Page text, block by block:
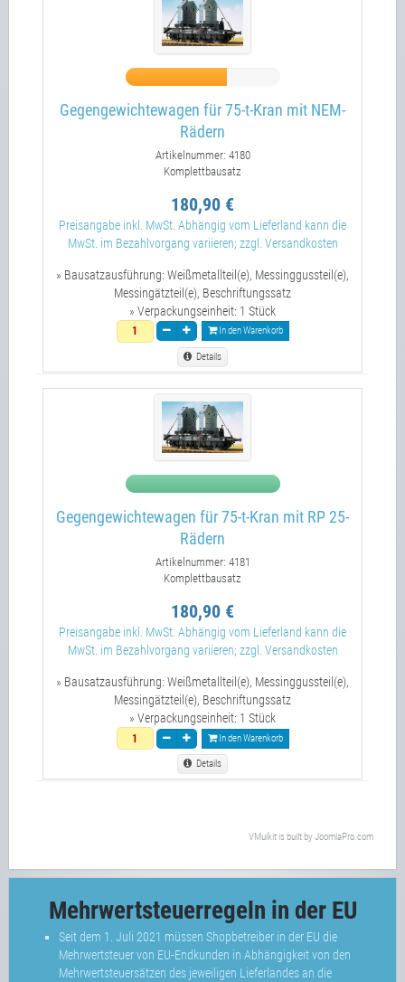
Gegengewichtewagen für 75-t-Kran mit NEM-
Rädern
Artikelnummer: 4180
Komplettbausatz
180,90 €
Preisangabe inkl. MwSt. Abhängig vom Lieferland kann die
MwSt. im Bezahlvorgang variieren; zzgl. Versandkosten
» Bausatzausführung: Weißmetallteil(e), Messinggussteil(e),
Messingätzteil(e), Beschriftungssatz
» Verpackungseinheit: 1 Stück
In den Warenkorb
Details
Gegengewichtewagen für 75-t-Kran mit RP 25-
Rädern
Artikelnummer: 4181
Komplettbausatz
180,90 €
Preisangabe inkl. MwSt. Abhängig vom Lieferland kann die
MwSt. im Bezahlvorgang variieren; zzgl. Versandkosten
» Bausatzausführung: Weißmetallteil(e), Messinggussteil(e),
Messingätzteil(e), Beschriftungssatz
» Verpackungseinheit: 1 Stück
In den Warenkorb
Details
VMuikit is built by JoomlaPro.com
Mehrwertsteuerregeln in der EU
Seit dem 1. Juli 2021 müssen Shopbetreiber in der EU die
Mehrwertsteuer von EU-Endkunden in Abhängigkeit von den
Mehrwertsteuersätzen des jeweiligen Lieferlandes an die